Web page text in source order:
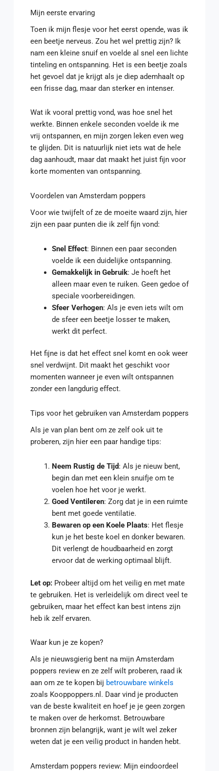
Mijn eerste ervaring
Toen ik mijn flesje voor het eerst opende, was ik
een beetje nerveus. Zou het wel prettig zijn? Ik
nam een kleine snuif en voelde al snel een lichte
tinteling en ontspanning. Het is een beetje zoals
het gevoel dat je krijgt als je diep ademhaalt op
een frisse dag, maar dan sterker en intenser.
Wat ik vooral prettig vond, was hoe snel het
werkte. Binnen enkele seconden voelde ik me
vrij ontspannen, en mijn zorgen leken even weg
te glijden. Dit is natuurlijk niet iets wat de hele
dag aanhoudt, maar dat maakt het juist fijn voor
korte momenten van ontspanning.
Voordelen van Amsterdam poppers
Voor wie twijfelt of ze de moeite waard zijn, hier
zijn een paar punten die ik zelf fijn vond:
Snel Effect: Binnen een paar seconden
voelde ik een duidelijke ontspanning.
Gemakkelijk in Gebruik: Je hoeft het
alleen maar even te ruiken. Geen gedoe of
speciale voorbereidingen.
Sfeer Verhogen: Als je even iets wilt om
de sfeer een beetje losser te maken,
werkt dit perfect.
Het fijne is dat het effect snel komt en ook weer
snel verdwijnt. Dit maakt het geschikt voor
momenten wanneer je even wilt ontspannen
zonder een langdurig effect.
Tips voor het gebruiken van Amsterdam poppers
Als je van plan bent om ze zelf ook uit te
proberen, zijn hier een paar handige tips:
Neem Rustig de Tijd: Als je nieuw bent,
begin dan met een klein snuifje om te
voelen hoe het voor je werkt.
Goed Ventileren: Zorg dat je in een ruimte
bent met goede ventilatie.
Bewaren op een Koele Plaats: Het flesje
kun je het beste koel en donker bewaren.
Dit verlengt de houdbaarheid en zorgt
ervoor dat de werking optimaal blijft.
Let op:Probeer altijd om het veilig en met mate
te gebruiken. Het is verleidelijk om direct veel te
gebruiken, maar het effect kan best intens zijn
heb ik zelf ervaren.
Waar kun je ze kopen?
Als je nieuwsgierig bent na mijn Amsterdam
poppers review en ze zelf wilt proberen, raad ik
aan om ze te kopen bij betrouwbare winkels
zoals Kooppoppers.nl. Daar vind je producten
van de beste kwaliteit en hoef je je geen zorgen
te maken over de herkomst. Betrouwbare
bronnen zijn belangrijk, want je wilt wel zeker
weten dat je een veilig product in handen hebt.
Amsterdam poppers review: Mijn eindoordeel